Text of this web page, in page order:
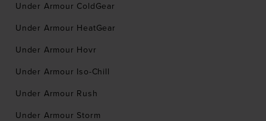
Under Armour ColdGear
Under Armour HeatGear
Under Armour Hovr
Under Armour Iso-Chill
Under Armour Rush
Under Armour Storm